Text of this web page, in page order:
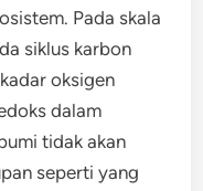
Pada skala
siklus karbon
oksigen
dalam
tidak akan
seperti yang